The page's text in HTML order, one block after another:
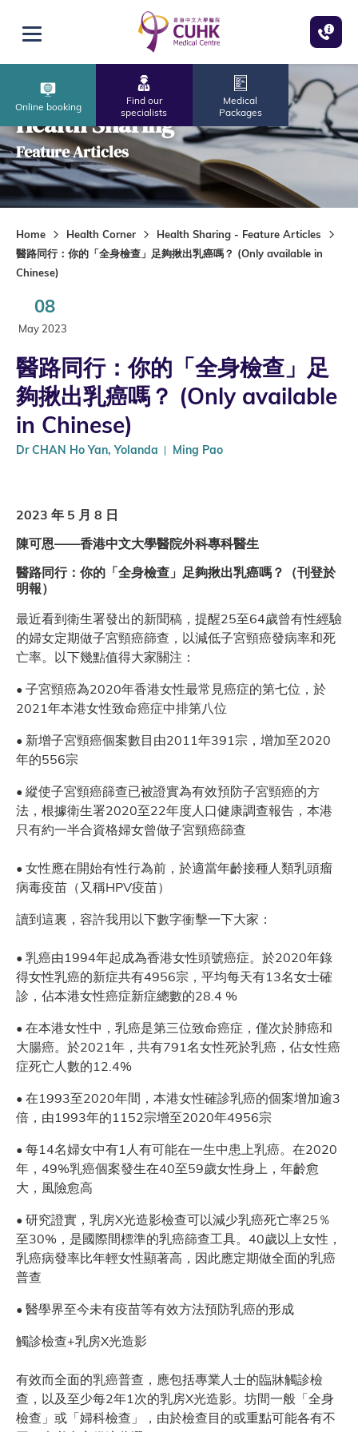
Open menu
Online booking
Find our
specialists
Medical
Packages
Health Sharing
Feature Articles
Home Health Corner
Health Sharing - Feature Articles
醫路同行：你的「全身檢查」足夠揪出乳癌嗎？ (Only available in
Chinese)
08
May 2023
醫路同行：你的「全身檢查」足
夠揪出乳癌嗎？ (Only available
in Chinese)
Dr CHAN Ho Yan, Yolanda Ming Pao
2023 年 5 月 8 日
陳可恩——香港中文大學醫院外科專科醫生
醫路同行：你的「全身檢查」足夠揪出乳癌嗎？（刊登於
明報）
最近看到衛生署發出的新聞稿，提醒25至64歲曾有性經驗
的婦女定期做子宮頸癌篩查，以減低子宮頸癌發病率和死
亡率。以下幾點值得大家關注：
• 子宮頸癌為2020年香港女性最常見癌症的第七位，於
2021年本港女性致命癌症中排第八位
• 新增子宮頸癌個案數目由2011年391宗，增加至2020
年的556宗
• 縱使子宮頸癌篩查已被證實為有效預防子宮頸癌的方
法，根據衛生署2020至22年度人口健康調查報告，本港
只有約一半合資格婦女曾做子宮頸癌篩查
• 女性應在開始有性行為前，於適當年齡接種人類乳頭瘤
病毒疫苗（又稱HPV疫苗）
讀到這裏，容許我用以下數字衝擊一下大家：
• 乳癌由1994年起成為香港女性頭號癌症。於2020年錄
得女性乳癌的新症共有4956宗，平均每天有13名女士確
診，佔本港女性癌症新症總數的28.4 %
• 在本港女性中，乳癌是第三位致命癌症，僅次於肺癌和
大腸癌。於2021年，共有791名女性死於乳癌，佔女性癌
症死亡人數的12.4%
• 在1993至2020年間，本港女性確診乳癌的個案增加逾3
倍，由1993年的1152宗增至2020年4956宗
• 每14名婦女中有1人有可能在一生中患上乳癌。在2020
年，49%乳癌個案發生在40至59歲女性身上，年齡愈
大，風險愈高
• 研究證實，乳房X光造影檢查可以減少乳癌死亡率25％
至30%，是國際間標準的乳癌篩查工具。40歲以上女性，
乳癌病發率比年輕女性顯著高，因此應定期做全面的乳癌
普查
• 醫學界至今未有疫苗等有效方法預防乳癌的形成
觸診檢查+乳房X光造影
有效而全面的乳癌普查，應包括專業人士的臨牀觸診檢
查，以及至少每2年1次的乳房X光造影。坊間一般「全身
檢查」或「婦科檢查」，由於檢查目的或重點可能各有不